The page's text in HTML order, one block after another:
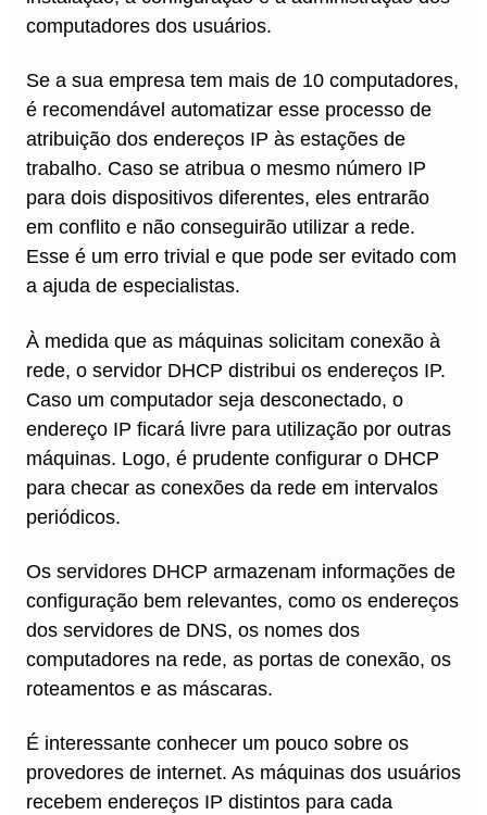
computadores dos usuários.
Se a sua empresa tem mais de 10 computadores,
é recomendável automatizar esse processo de
atribuição dos endereços IP às estações de
trabalho. Caso se atribua o mesmo número IP
para dois dispositivos diferentes, eles entrarão
em conflito e não conseguirão utilizar a rede.
Esse é um erro trivial e que pode ser evitado com
a ajuda de especialistas.
À medida que as máquinas solicitam conexão à
rede, o servidor DHCP distribui os endereços IP.
Caso um computador seja desconectado, o
endereço IP ficará livre para utilização por outras
máquinas. Logo, é prudente configurar o DHCP
para checar as conexões da rede em intervalos
periódicos.
Os servidores DHCP armazenam informações de
configuração bem relevantes, como os endereços
dos servidores de DNS, os nomes dos
computadores na rede, as portas de conexão, os
roteamentos e as máscaras.
É interessante conhecer um pouco sobre os
provedores de internet. As máquinas dos usuários
recebem endereços IP distintos para cada